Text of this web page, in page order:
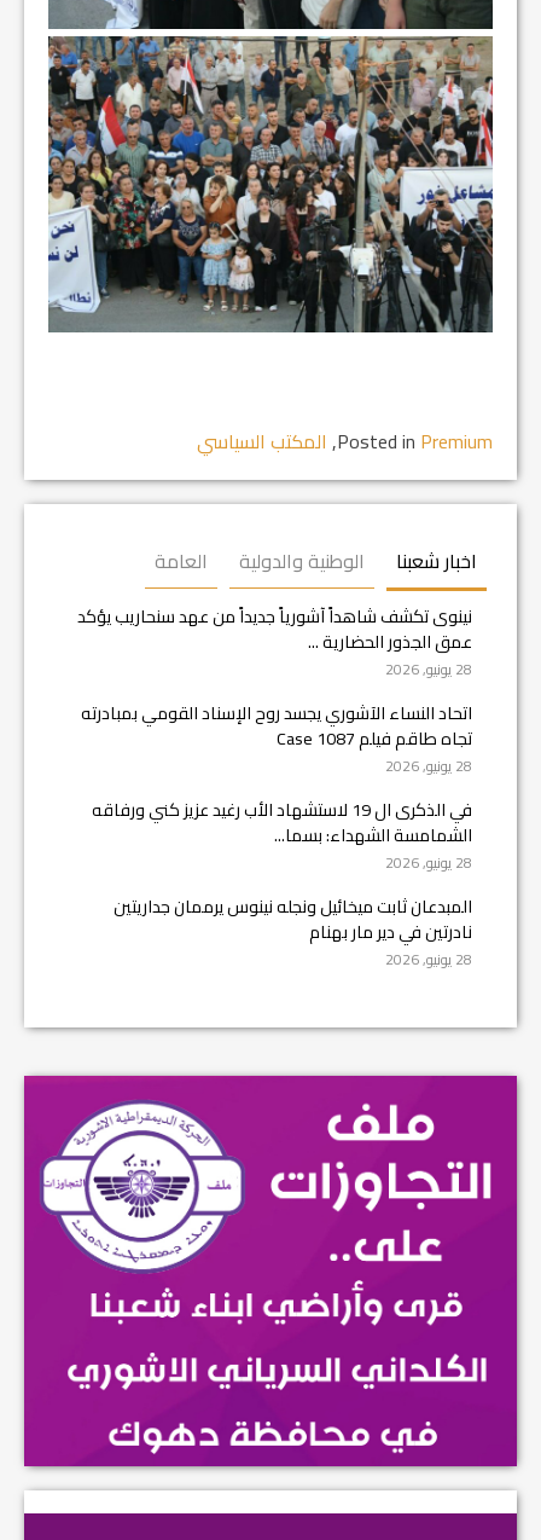
Posted in Premium
, المكتب السياسي
اخبار شعبنا الوطنية والدولية العامة
نينوى تكشف شاهداً آشورياً جديداً من عهد سنحاريب يؤكد
عمق الجذور الحضارية ...
28 يونيو, 2026
اتحاد النساء الآشوري يجسد روح الإسناد القومي بمبادرته
تجاه طاقم فيلم Case 1087
28 يونيو, 2026
في الذكرى ال 19 لاستشهاد الأب رغيد عزيز كني ورفاقه
الشمامسة الشهداء: بسما...
28 يونيو, 2026
المبدعان ثابت ميخائيل ونجله نينوس يرممان جداريتين
نادرتين في دير مار بهنام
28 يونيو, 2026